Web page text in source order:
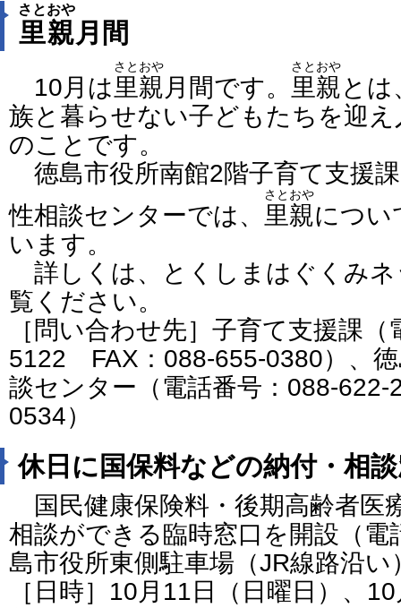
里親
さとおや
月間
10月は里親
さとおや
月間です。 里親
さとおや
と
族と暮らせない子どもたちを迎
のことです。
徳島市役所南館2階子育て支援
性相談センターでは、 里親
さとおや
につい
います。
詳しくは、とくしまはぐくみ
覧ください。
［問い合わせ先］子育て支援課
5122 FAX：088-655-0380）、
談センター（電話番号：088-
0534）
休日に国保料などの納付・相
国民健康保険料・後期高齢者医
相談ができる臨時窓口を開設（電
島市役所東側駐車場（JR線路沿い
［日時］10月11日（日曜日）、